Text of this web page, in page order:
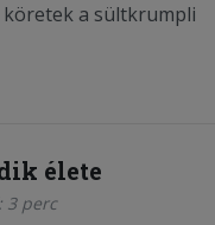
a sültkrumpli
élete
3 perc